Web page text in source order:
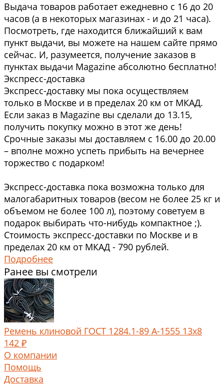
Выдача товаров работает ежедневно с 16 до 20
часов (а в некоторых магазинах - и до 21 часа).
Посмотреть, где находится ближайший к вам
пункт выдачи, вы можете на нашем сайте прямо
сейчас. И, разумеется, получение заказов в
пунктах выдачи Magazine абсолютно бесплатно!
Экспресс-доставка
Экспресс-доставку мы пока осуществляем
только в Москве и в пределах 20 км от МКАД.
Если заказ в Magazine вы сделали до 13.15,
получить покупку можно в этот же день!
Срочные заказы мы доставляем с 16.00 до 20.00
– вполне можно успеть прибыть на вечернее
торжество с подарком!
Экспресс-доставка пока возможна только для
малогабаритных товаров (весом не более 25 кг и
объемом не более 100 л), поэтому советуем в
подарок выбирать что-нибудь компактное ;).
Стоимость экспресс-доставки по Москве и в
пределах 20 км от МКАД - 790 рублей.
Подробнее
Ранее вы смотрели
Ремень клиновой ГОСТ 1284.1-89 А-1555 13x8
142 ₽
О компании
Помощь
Доставка